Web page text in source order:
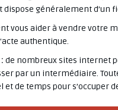
généralement d’un
vous aider à vendre votre
authentique.
de nombreux sites internet
par un intermédiaire.
de temps pour s’occuper